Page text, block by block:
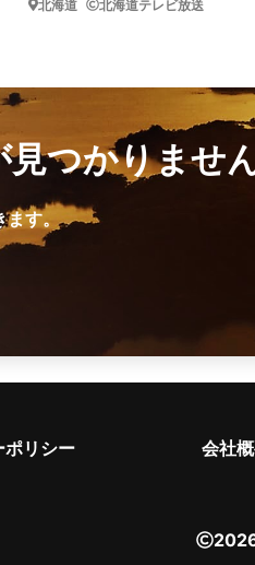
北海道 北海道テレビ放送
つかりませ
ます。
ポリシー 会社